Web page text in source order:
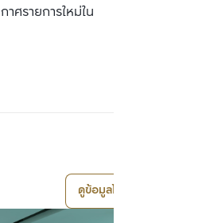
ศรายการใหม่ใน
ดูข้อมูลโครงการ